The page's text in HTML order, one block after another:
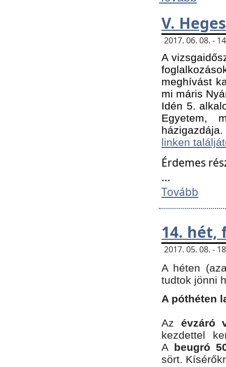
V.
2017. 06. 08. -
A
meghívást
mi máris
Idén 5.
Egyetem,
linken
Érdemes
...
Tovább
14. hét,
2017. 05. 08. -
A héten
tudtok jönni
A póthéten
Az évzáró
kezdettel
A beugró
sört.